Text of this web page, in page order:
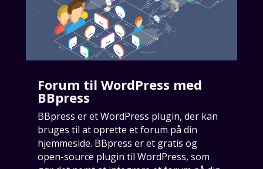
Forum til WordPress med
BBpress
BBpress er et WordPress plugin, der kan
bruges til at oprette et forum på din
hjemmeside. BBpress er et gratis og
open-source plugin til WordPress, som